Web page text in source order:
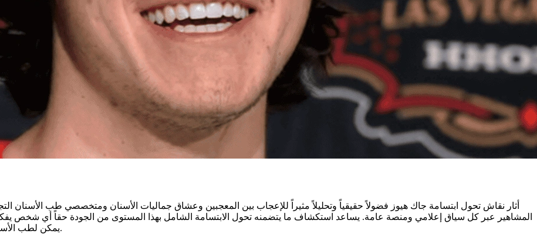
أثار نقاش تحول ابتسامة جاك هيوز فضولاً حقيقياً وتحليلاً مثيراً للإعجاب بين المعجبين وعشاق جماليات الأسنان ومتخصصي طب الأسنان
المشاهير عبر كل سياق إعلامي ومنصة عامة. يساعد استكشاف ما يتضمنه تحول الابتسامة الشامل بهذا المستوى من الجودة حقاً أي شخص
يمكن لطب الأسنان التجميلي الحديث تحقيقه باستمرار مع الخبرة والرؤية الصحيحة.